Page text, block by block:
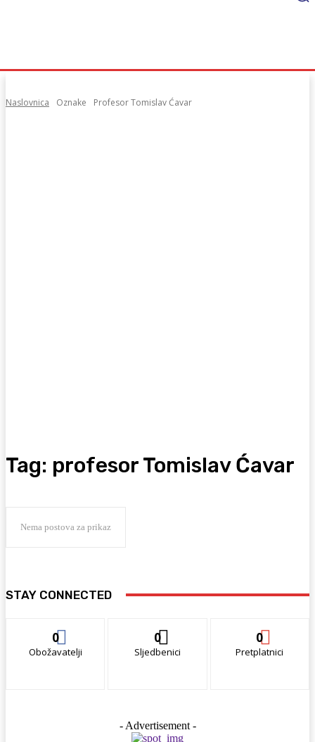
Naslovnica Oznake Profesor Tomislav Ćavar
Tag: profesor Tomislav Ćavar
Nema postova za prikaz
STAY CONNECTED
0
Obožavatelji
0
Sljedbenici
0
Pretplatnici
- Advertisement -